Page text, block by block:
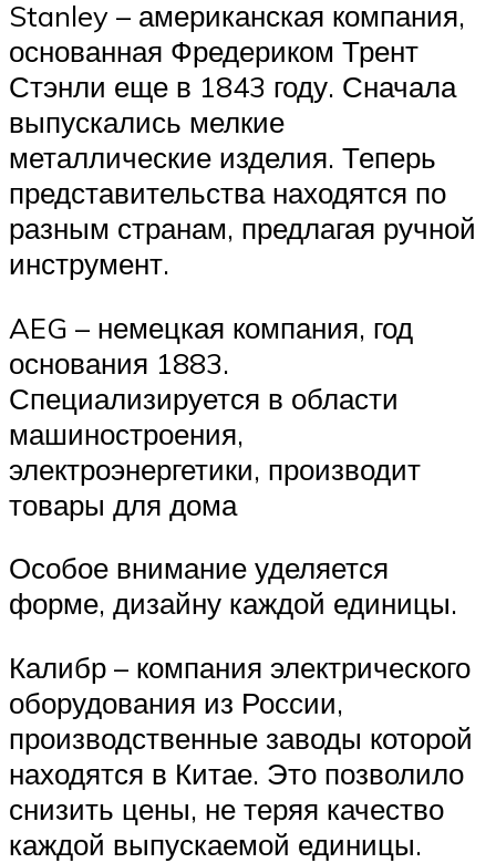
Stanley – американская компания,
основанная Фредериком Трент
Стэнли еще в 1843 году. Сначала
выпускались мелкие
металлические изделия. Теперь
представительства находятся по
разным странам, предлагая ручной
инструмент.
AEG – немецкая компания, год
основания 1883.
Специализируется в области
машиностроения,
электроэнергетики, производит
товары для дома
Особое внимание уделяется
форме, дизайну каждой единицы.
Калибр – компания электрического
оборудования из России,
производственные заводы которой
находятся в Китае. Это позволило
снизить цены, не теряя качество
каждой выпускаемой единицы.